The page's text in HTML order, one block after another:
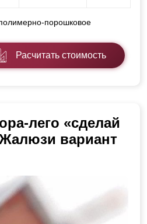
порошковое
Расчитать стоимость
лего «сделай
вариант